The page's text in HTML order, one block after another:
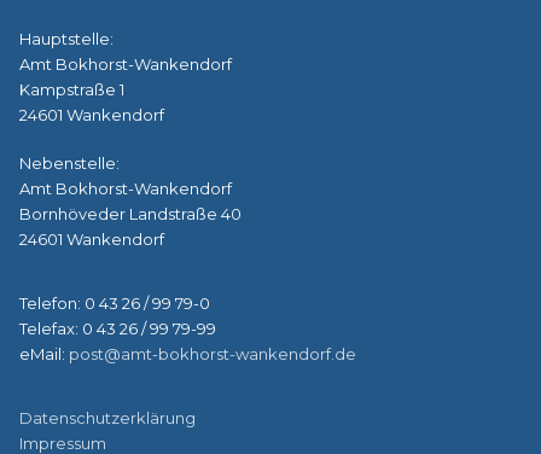
Hauptstelle:
Amt Bokhorst-Wankendorf
Kampstraße 1
24601 Wankendorf
Nebenstelle:
Amt Bokhorst-Wankendorf
Bornhöveder Landstraße 40
24601 Wankendorf
Telefon: 0 43 26 / 99 79-0
Telefax: 0 43 26 / 99 79-99
eMail: post@amt-bokhorst-wankendorf.de
Datenschutzerklärung
Impressum